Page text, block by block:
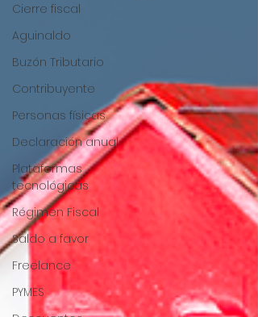
Cierre fiscal
Aguinaldo
Buzón Tributario
Contribuyente
Personas físicas
Declaración anual
Plataformas
tecnológicas
Régimen Fiscal
Saldo a favor
Freelance
PYMES